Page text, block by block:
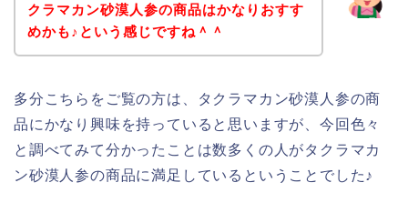
クラマカン砂漠人参の商品はかなりおすす
めかも♪という感じですね＾＾
多分こちらをご覧の方は、タクラマカン砂漠人参の商
品にかなり興味を持っていると思いますが、今回色々
と調べてみて分かったことは数多くの人がタクラマカ
ン砂漠人参の商品に満足しているということでした♪